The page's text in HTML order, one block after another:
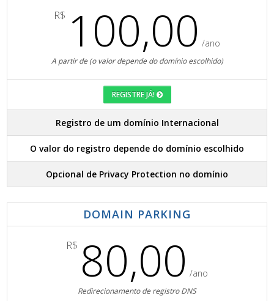
R$ 100,00 /ano
A partir de (o valor depende do domínio escolhido)
REGISTRE JÁ!
Registro de um domínio Internacional
O valor do registro depende do domínio escolhido
Opcional de Privacy Protection no domínio
DOMAIN PARKING
R$ 80,00 /ano
Redirecionamento de registro DNS